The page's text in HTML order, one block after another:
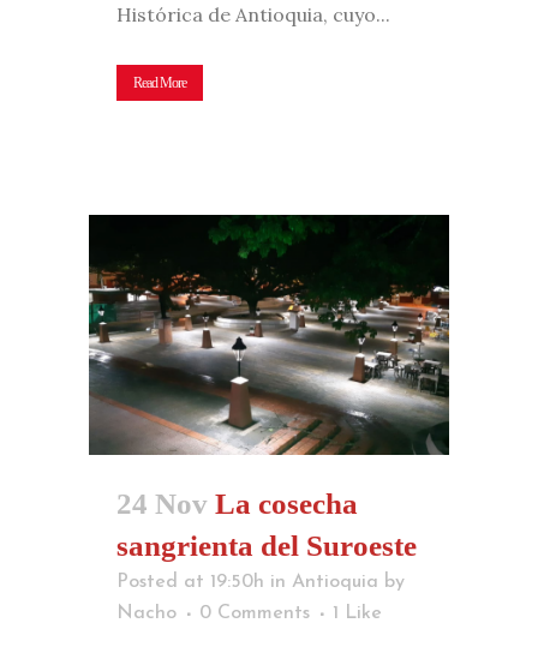
Histórica de Antioquia, cuyo...
Read More
24 Nov La cosecha
sangrienta del Suroeste
Posted at 19:50h in Antioquia by
Nacho
0 Comments 1 Like